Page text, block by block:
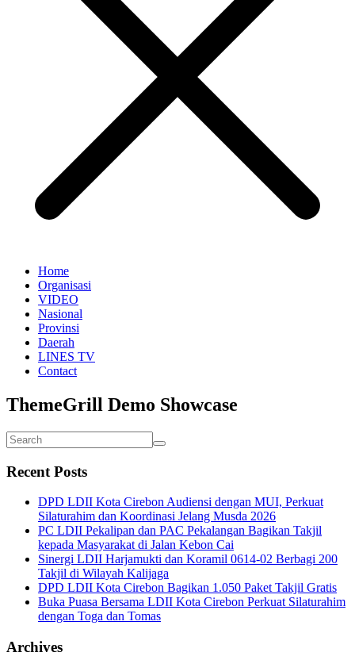
Home
Organisasi
VIDEO
Nasional
Provinsi
Daerah
LINES TV
Contact
ThemeGrill Demo Showcase
Recent Posts
DPD LDII Kota Cirebon Audiensi dengan MUI, Perkuat
Silaturahim dan Koordinasi Jelang Musda 2026
PC LDII Pekalipan dan PAC Pekalangan Bagikan Takjil
kepada Masyarakat di Jalan Kebon Cai
Sinergi LDII Harjamukti dan Koramil 0614-02 Berbagi 200
Takjil di Wilayah Kalijaga
DPD LDII Kota Cirebon Bagikan 1.050 Paket Takjil Gratis
Buka Puasa Bersama LDII Kota Cirebon Perkuat Silaturahim
dengan Toga dan Tomas
Archives